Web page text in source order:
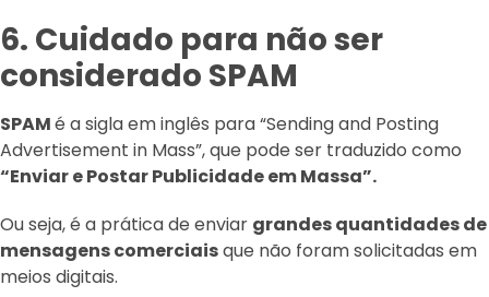
6. Cuidado para não ser
considerado SPAM
SPAMé a sigla em inglês para “Sending and Posting
Advertisement in Mass”, que pode ser traduzido como
“Enviar e Postar Publicidade em Massa”.
Ou seja, é a prática de enviar grandes quantidades de
mensagens comerciaisque não foram solicitadas em
meios digitais.